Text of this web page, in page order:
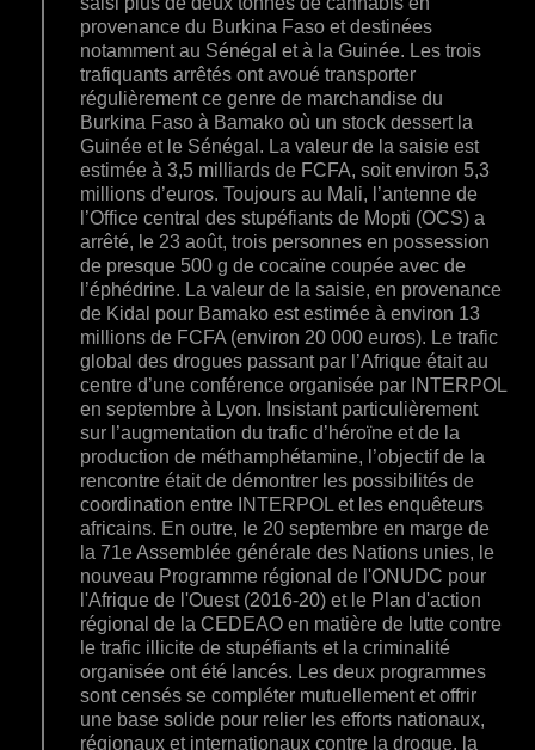
provenance du Burkina Faso et destinées
notamment au Sénégal et à la Guinée. Les trois
trafiquants arrêtés ont avoué transporter
régulièrement ce genre de marchandise du
Burkina Faso à Bamako où un stock dessert la
Guinée et le Sénégal. La valeur de la saisie est
estimée à 3,5 milliards de FCFA, soit environ 5,3
millions d’euros. Toujours au Mali, l’antenne de
l’Office central des stupéfiants de Mopti (OCS) a
arrêté, le 23 août, trois personnes en possession
de presque 500 g de cocaïne coupée avec de
l’éphédrine. La valeur de la saisie, en provenance
de Kidal pour Bamako est estimée à environ 13
millions de FCFA (environ 20 000 euros). Le trafic
global des drogues passant par l’Afrique était au
centre d’une conférence organisée par INTERPOL
en septembre à Lyon. Insistant particulièrement
sur l’augmentation du trafic d’héroïne et de la
production de méthamphétamine, l’objectif de la
rencontre était de démontrer les possibilités de
coordination entre INTERPOL et les enquêteurs
africains. En outre, le 20 septembre en marge de
la 71e Assemblée générale des Nations unies, le
nouveau Programme régional de l'ONUDC pour
l'Afrique de l'Ouest (2016-20) et le Plan d'action
régional de la CEDEAO en matière de lutte contre
le trafic illicite de stupéfiants et la criminalité
organisée ont été lancés. Les deux programmes
sont censés se compléter mutuellement et offrir
une base solide pour relier les efforts nationaux,
régionaux et internationaux contre la drogue, la